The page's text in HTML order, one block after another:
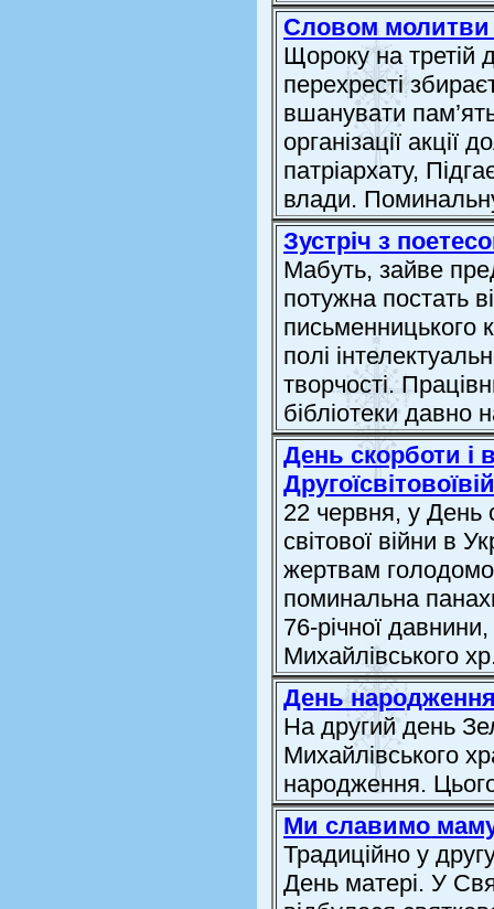
Словом молитви
Щороку на третій
перехресті
вшанувати
організації акції
патріархату,
влади.
Зустріч з
Мабуть, зайве
потужна постать
письменницького
полі
творчості.
бібліотеки давно
День скорботи і
22 червня, у День
світової війни в
жертвам
поминальна
76-річної
Михайлівського
День
На другий день
Михайлівського
народження.
Ми славимо
Традиційно у
День матері. У